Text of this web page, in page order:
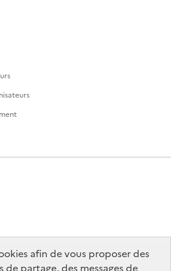
afin de vous proposer des
partage, des messages de